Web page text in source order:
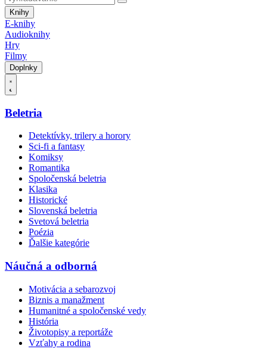
Knihy
E-knihy
Audioknihy
Hry
Filmy
Doplnky
Beletria
Detektívky, trilery a horory
Sci-fi a fantasy
Komiksy
Romantika
Spoločenská beletria
Klasika
Historické
Slovenská beletria
Svetová beletria
Poézia
Ďalšie kategórie
Náučná a odborná
Motivácia a sebarozvoj
Biznis a manažment
Humanitné a spoločenské vedy
História
Životopisy a reportáže
Vzťahy a rodina